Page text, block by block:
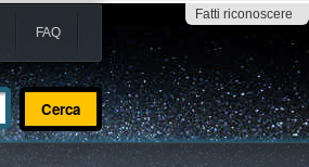
Fatti riconoscere
FAQ